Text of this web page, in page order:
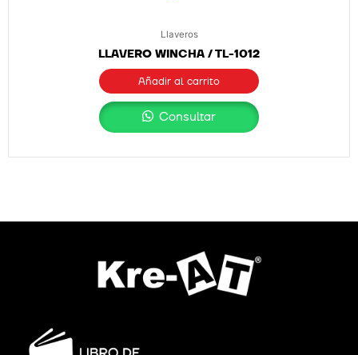
Llaveros
LLAVERO WINCHA / TL-1012
Añadir al carrito
Consultar